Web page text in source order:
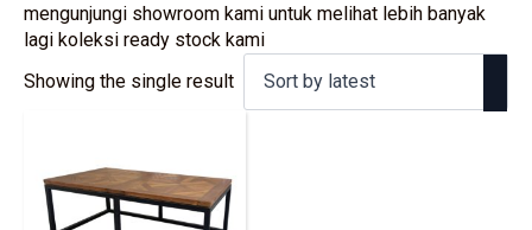
mengunjungi showroom kami untuk melihat lebih banyak
lagi koleksi ready stock kami
Showing the single result